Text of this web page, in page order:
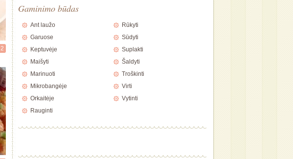
2
Gaminimo būdas
Ant laužo
Garuose
Keptuvėje
Maišyti
Marinuoti
Mikrobangėje
Orkaitėje
Rauginti
Rūkyti
Sūdyti
Suplakti
Šaldyti
Troškinti
Virti
Vytinti